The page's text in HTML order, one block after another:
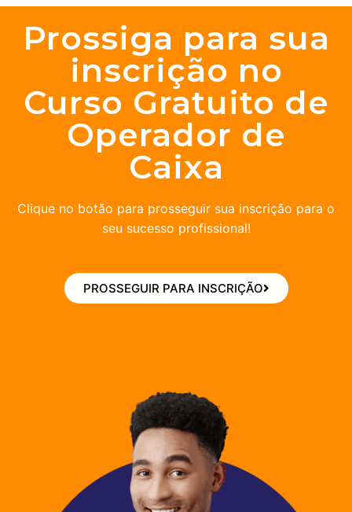
Prossiga para sua
inscrição no
Curso Gratuito de
Operador de
Caixa
Clique no botão para prosseguir sua inscrição para o
seu sucesso profissional!
PROSSEGUIR PARA INSCRIÇÃO